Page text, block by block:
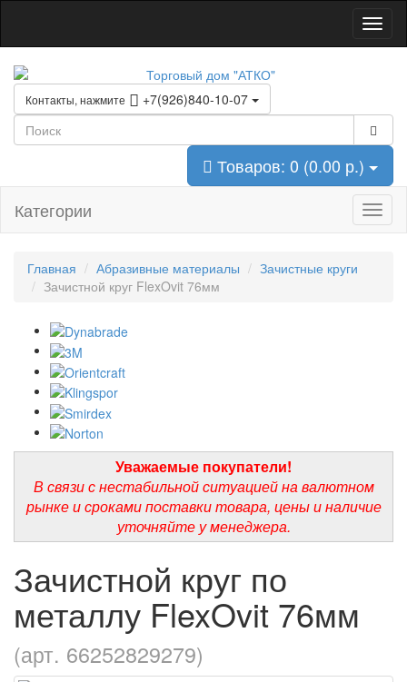
Контакты, нажмите +7(926)840-10-07
Товаров: 0 (0.00 р.)
Категории
Главная Абразивные материалы
Зачистные круги
Зачистной круг FlexOvit 76мм
Уважаемые покупатели!
В связи с нестабильной ситуацией на валютном
рынке и сроками поставки товара, цены и наличие
уточняйте у менеджера.
Зачистной круг по
металлу FlexOvit 76мм
(арт. 66252829279)